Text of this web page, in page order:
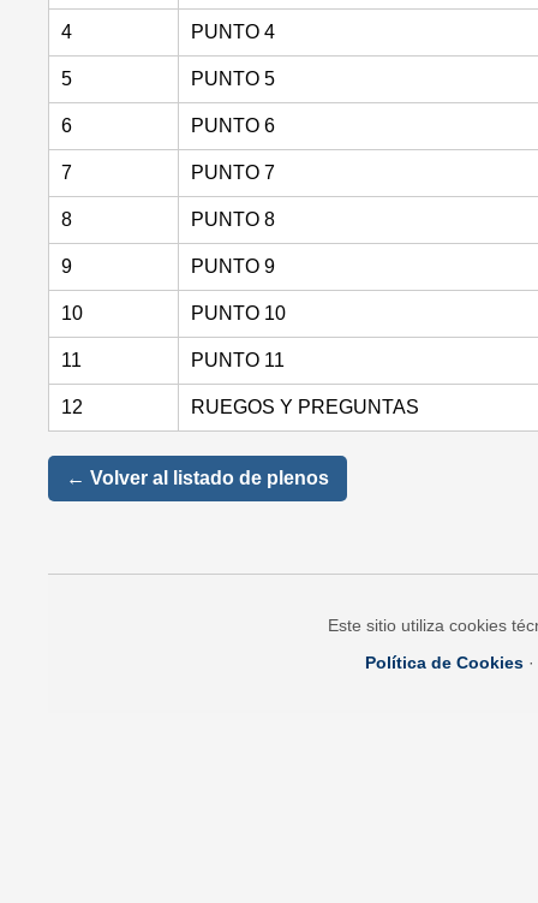
4 PUNTO 4
5 PUNTO 5
6 PUNTO 6
7 PUNTO 7
8 PUNTO 8
9 PUNTO 9
10 PUNTO 10
11 PUNTO 11
12 RUEGOS Y PREGUNTAS
← Volver al listado de plenos
Este sitio utiliza cookies
Política de Cookies ·